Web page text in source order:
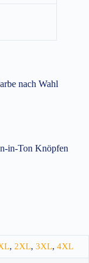
nach Wahl
in-Ton Knöpfen
, 2XL, 3XL, 4XL